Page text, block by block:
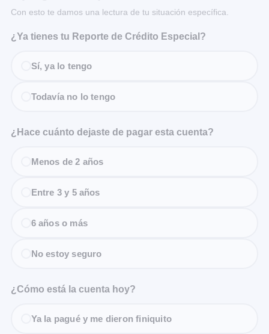
Con esto te damos una lectura de tu situación específica.
¿Ya tienes tu Reporte de Crédito Especial?
Sí, ya lo tengo
Todavía no lo tengo
¿Hace cuánto dejaste de pagar esta cuenta?
Menos de 2 años
Entre 3 y 5 años
6 años o más
No estoy seguro
¿Cómo está la cuenta hoy?
Ya la pagué y me dieron finiquito